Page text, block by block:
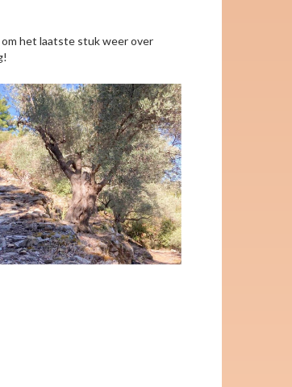
om het laatste stuk weer over